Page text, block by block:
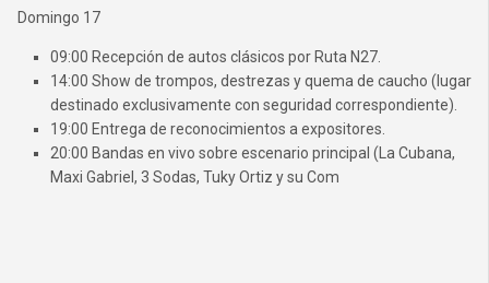
Domingo 17
09:00 Recepción de autos clásicos por Ruta N27.
14:00 Show de trompos, destrezas y quema de caucho (lugar
destinado exclusivamente con seguridad correspondiente).
19:00 Entrega de reconocimientos a expositores.
20:00 Bandas en vivo sobre escenario principal (La Cubana,
Maxi Gabriel, 3 Sodas, Tuky Ortiz y su Com